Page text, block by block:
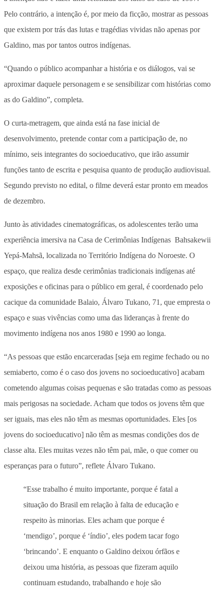
Pelo contrário, a intenção é, por meio da ficção, mostrar as pessoas
que existem por trás das lutas e tragédias vividas não apenas por
Galdino, mas por tantos outros indígenas.
“Quando o público acompanhar a história e os diálogos, vai se
aproximar daquele personagem e se sensibilizar com histórias como
as do Galdino”, completa.
O curta-metragem, que ainda está na fase inicial de
desenvolvimento, pretende contar com a participação de, no
mínimo, seis integrantes do socioeducativo, que irão assumir
funções tanto de escrita e pesquisa quanto de produção audiovisual.
Segundo previsto no edital, o filme deverá estar pronto em meados
de dezembro.
Junto às atividades cinematográficas, os adolescentes terão uma
experiência imersiva na Casa de Cerimônias Indígenas Bahsakewii
Yepá-Mahsã, localizada no Território Indígena do Noroeste. O
espaço, que realiza desde cerimônias tradicionais indígenas até
exposições e oficinas para o público em geral, é coordenado pelo
cacique da comunidade Balaio, Álvaro Tukano, 71, que empresta o
espaço e suas vivências como uma das lideranças à frente do
movimento indígena nos anos 1980 e 1990 ao longa.
“As pessoas que estão encarceradas [seja em regime fechado ou no
semiaberto, como é o caso dos jovens no socioeducativo] acabam
cometendo algumas coisas pequenas e são tratadas como as pessoas
mais perigosas na sociedade. Acham que todos os jovens têm que
ser iguais, mas eles não têm as mesmas oportunidades. Eles [os
jovens do socioeducativo] não têm as mesmas condições dos de
classe alta. Eles muitas vezes não têm pai, mãe, o que comer ou
esperanças para o futuro”, reflete Álvaro Tukano.
“Esse trabalho é muito importante, porque é fatal a
situação do Brasil em relação à falta de educação e
respeito às minorias. Eles acham que porque é
‘mendigo’, porque é ‘índio’, eles podem tacar fogo
‘brincando’. E enquanto o Galdino deixou órfãos e
deixou uma história, as pessoas que fizeram aquilo
continuam estudando, trabalhando e hoje são